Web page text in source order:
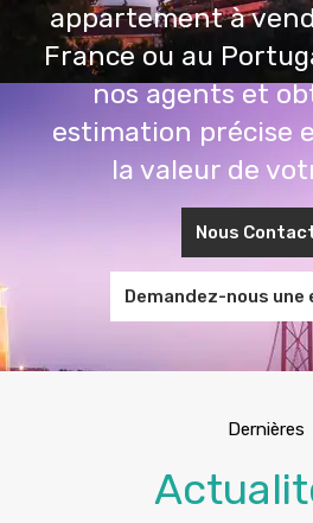
appartement à
France ou au
nos agents et
estimation précise
la valeur de
Nous
Demandez-nous
Dernières